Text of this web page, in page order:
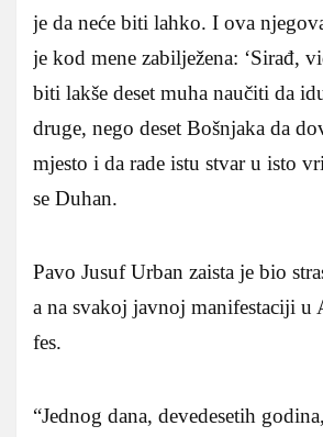
je da neće biti lahko. I ova
je kod mene zabilježena: ‘Sirađ,
biti lakše deset muha naučiti da
druge, nego deset Bošnjaka da
mjesto i da rade istu stvar u isto
se Duhan.
Pavo Jusuf Urban zaista je bio
a na svakoj javnoj manifestaciji u
fes.
“Jednog dana, devedesetih